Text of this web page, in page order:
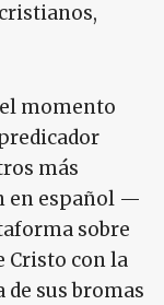
momento
más
en español —
sobre
Cristo con la
sus bromas